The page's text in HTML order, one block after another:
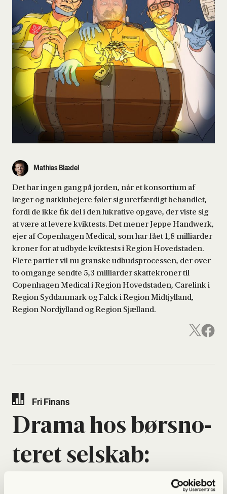
Mathias Blædel
Det har ingen gang på jorden, når et konsortium af
læger og natklubejere føler sig uretfærdigt behandlet,
fordi de ikke fik del i den lukrative opgave, der viste sig
at være at levere kviktests. Det mener Jeppe Handwerk,
ejer af Copenhagen Medical, som har fået 1,8 milliarder
kroner for at udbyde kviktests i Region Hovedstaden.
Flere partier vil nu granske udbudsprocessen, der over
to omgange sendte 5,3 milliarder skattekroner til
Copenhagen Medical i Region Hovedstaden, Carelink i
Region Syddanmark og Falck i Region Midtjylland,
Region Nordjylland og Region Sjælland.
Fri Finans
Dra­ma hos børsno­
te­ret sel­skab:
Besty­rel­ses­med­